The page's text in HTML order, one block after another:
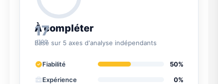
17
/100
À compléter
Basé sur 5 axes d'analyse indépendants
Fiabilité
50%
Expérience
0%